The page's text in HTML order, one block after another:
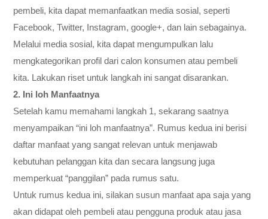
pembeli, kita dapat memanfaatkan media sosial, seperti
Facebook, Twitter, Instagram, google+, dan lain sebagainya.
Melalui media sosial, kita dapat mengumpulkan lalu
mengkategorikan profil dari calon konsumen atau pembeli
kita. Lakukan riset untuk langkah ini sangat disarankan.
2. Ini loh Manfaatnya
Setelah kamu memahami langkah 1, sekarang saatnya
menyampaikan “ini loh manfaatnya”. Rumus kedua ini berisi
daftar manfaat yang sangat relevan untuk menjawab
kebutuhan pelanggan kita dan secara langsung juga
memperkuat “panggilan” pada rumus satu.
Untuk rumus kedua ini, silakan susun manfaat apa saja yang
akan didapat oleh pembeli atau pengguna produk atau jasa